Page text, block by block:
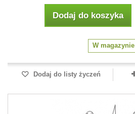
Dodaj do koszyka
W magazynie
Dodaj do listy życzeń